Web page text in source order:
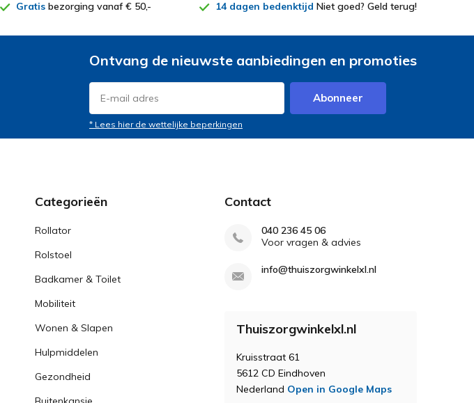
Gratisbezorging vanaf € 50,- 14 dagen bedenktijd Niet goed? Geld terug!
Ontvang de nieuwste aanbiedingen en promoties
Abonneer
* Lees hier de wettelijke beperkingen
Categorieën
Rollator
Rolstoel
Badkamer & Toilet
Mobiliteit
Wonen & Slapen
Hulpmiddelen
Gezondheid
Contact
040 236 45 06
Voor vragen & advies
info@thuiszorgwinkelxl.nl
Thuiszorgwinkelxl.nl
Kruisstraat 61
5612 CD Eindhoven
Nederland Open in Google Maps